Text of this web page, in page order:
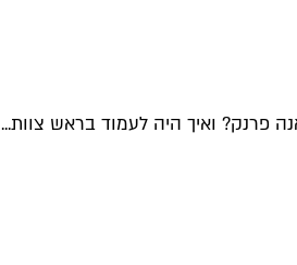
פרנק? ואיך היה לעמוד בראש צוות...